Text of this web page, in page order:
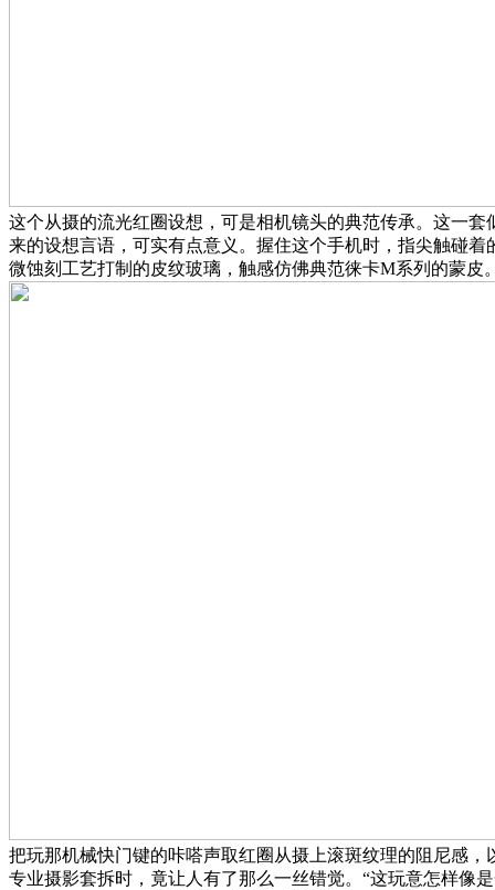
这个从摄的流光红圈设想，可是相机镜头的典范传承。这一套
来的设想言语，可实有点意义。握住这个手机时，指尖触碰着
微蚀刻工艺打制的皮纹玻璃，触感仿佛典范徕卡M系列的蒙皮
把玩那机械快门键的咔嗒声取红圈从摄上滚斑纹理的阻尼感，
专业摄影套拆时，竟让人有了那么一丝错觉。“这玩意怎样像